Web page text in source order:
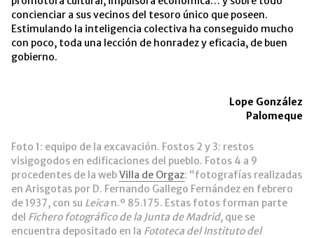
concienciar a sus vecinos del tesoro único que poseen.
Estimulando la inteligencia colectiva ha conseguido mucho
con poco, toda una lección de honradez y eficacia, de buen
gobierno.
Lope González
Palomeque
Foto 1: equipo de la excavación. Fostos 2 y 3: restos
visigogodos en edificaciones del pueblo. Fotos 4 a 9
procedentes de la webVilla de Orgaz: “fotografías realizadas
en Arisgotas por D. Fernando Gallego Fernández en febrero
de 1937, con su Leica n.º 85.175. Estas fotos forman parte
del Fichero fotográfico de la Junta de Madrid, que se
encuentra depositado en la Fototeca del Instituto del